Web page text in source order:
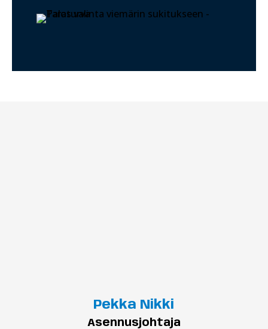
Pekka Nikki
Asennusjohtaja